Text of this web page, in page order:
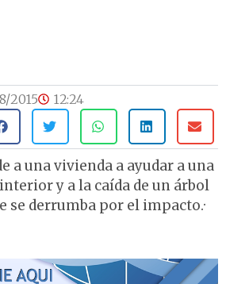
2015 12:24
a una vivienda a ayudar a una
y a la caída de un árbol
se derrumba por el impacto.·